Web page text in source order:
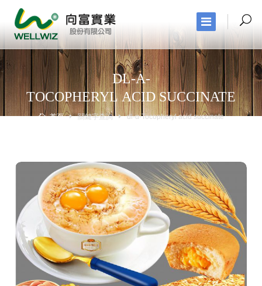
DL-Α-
TOCOPHERYL ACID SUCCINATE
首頁 關鍵字查詢 dl-α-Tocopheryl acid succinate